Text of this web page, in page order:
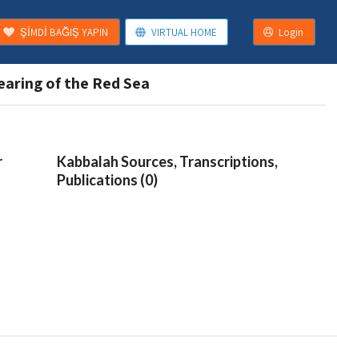
ŞİMDİ BAĞIŞ YAPIN VIRTUAL HOME Login
of the Red Sea
Kabbalah Sources, Transcriptions,
Publications (0)